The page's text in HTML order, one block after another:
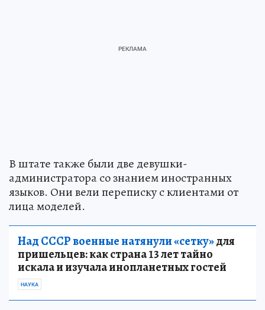
В штате также были две девушки-
администратора со знанием иностранных
языков. Они вели переписку с клиентами от
лица моделей.
Над СССР военные натянули «сетку»для
пришельцев: как страна 13 лет тайно
искала и изучала инопланетных гостей
НАУКА